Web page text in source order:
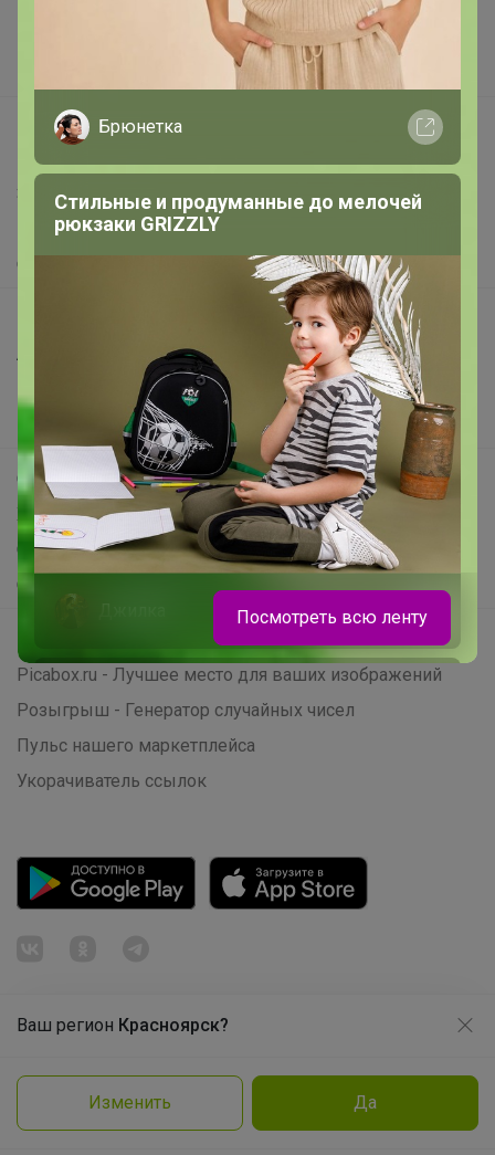
Ваш регион Красноярск?
Изменить Да
support@24-ok.ru
Написать в поддержку
Защита покупателя
Помощь
О нас
Анонсы
Поддержка альпак
Самое выгодное
Хиты продаж
Самое желанное
Самое быстрое
Начать зарабатывать с 24-ok
Picabox.ru - Лучшее место для ваших изображений
Розыгрыш - Генератор случайных чисел
Пульс нашего маркетплейса
Укорачиватель ссылок
Политика конфиденциальности
Cоглашение пользователя
Брюнетка
Стильные и продуманные до мелочей
рюкзаки GRIZZLY
Школьная форма Ликвидация склада
Happy Baby
Посмотреть всю ленту
Продолжая использовать этот сайт и нажимая кнопку
Принять